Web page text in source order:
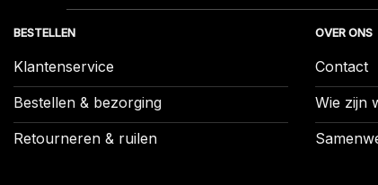
BESTELLEN
Klantenservice
Bestellen & bezorging
Retourneren & ruilen
OVER ONS
Contact
Wie zijn